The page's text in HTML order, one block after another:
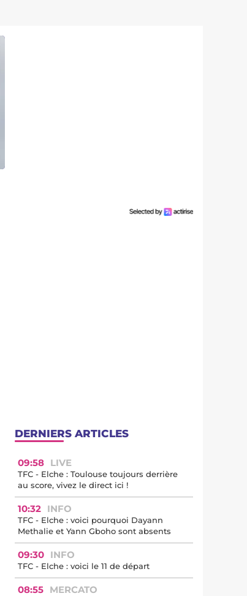
DERNIERS ARTICLES
09:58 LIVE
TFC - Elche : Toulouse toujours derrière
au score, vivez le direct ici !
10:32 INFO
TFC - Elche : voici pourquoi Dayann
Methalie et Yann Gboho sont absents
09:30 INFO
TFC - Elche : voici le 11 de départ
08:55 MERCATO